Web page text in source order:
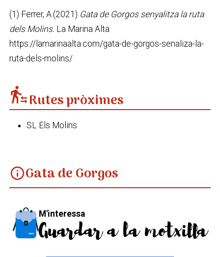
(1) Ferrer, A.(2021) Gata de Gorgos senyalitza la ruta
dels Molins. La Marina Alta
https://lamarinaalta.com/gata-de-gorgos-senaliza-la-
ruta-dels-molins/
transfer_within_a_stationRutes pròximes
SL Els Molins
infoGata de Gorgos
M'interessa
Guardar a la motxilla